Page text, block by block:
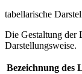
tabellarische
Die Gestaltung der
Darstellungsweise.
Bezeichnung des